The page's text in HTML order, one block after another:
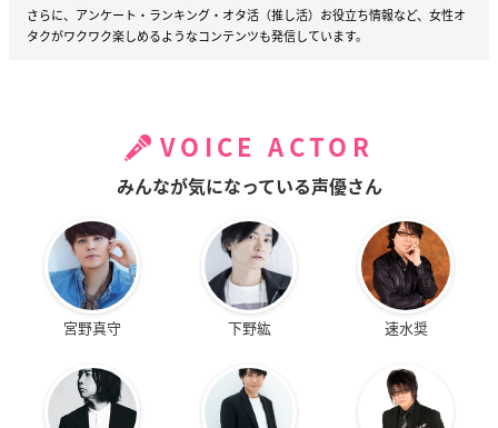
さらに、アンケート・ランキング・オタ活（推し活）お役立ち情報など、女性オ
タクがワクワク楽しめるようなコンテンツも発信しています。
VOICE ACTOR
みんなが気になっている声優さん
宮野真守 下野紘 速水奨